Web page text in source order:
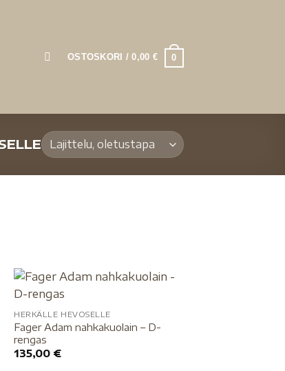
OSTOSKORI /0,00 € 0
HERKÄLLE HEVOSELLE
Fager Adam nahkakuolain – D-
rengas
135,00 €